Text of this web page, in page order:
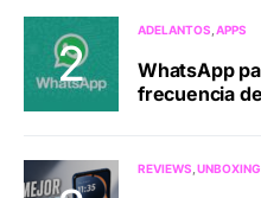
ADELANTOS APPS
WhatsApp
frecuencia
REVIEWS UNBOXING